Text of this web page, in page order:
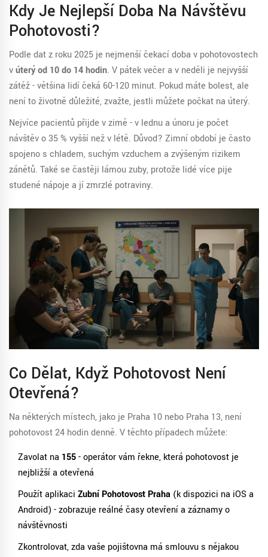
Kdy Je Nejlepší Doba Na Návštěvu
Pohotovosti?
Podle dat z roku 2025 je nejmenší čekací doba v pohotovostech
vúterý od 10 do 14 hodin. V pátek večer a v neděli je nejvyšší
zátěž - většina lidí čeká 60-120 minut. Pokud máte bolest, ale
není to životně důležité, zvažte, jestli můžete počkat na úterý.
Nejvíce pacientů přijde v zimě - v lednu a únoru je počet
návštěv o 35 % vyšší než v létě. Důvod? Zimní období je často
spojeno s chladem, suchým vzduchem a zvýšeným rizikem
zánětů. Také se častěji lámou zuby, protože lidé více pije
studené nápoje a jí zmrzlé potraviny.
Co Dělat, Když Pohotovost Není
Otevřená?
Na některých místech, jako je Praha 10 nebo Praha 13, není
pohotovost 24 hodin denně. V těchto případech můžete:
Zavolat na 155- operátor vám řekne, která pohotovost je
nejbližší a otevřená
Použít aplikaci Zubní Pohotovost Praha (k dispozici na iOS a
Android) - zobrazuje reálné časy otevření a záznamy o
návštěvnosti
Zkontrolovat, zda vaše pojišťovna má smlouvu s nějakou